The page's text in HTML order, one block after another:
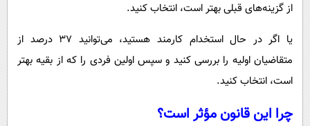
از گزینه‌های قبلی بهتر است، انتخاب کنید.
یا اگر در حال استخدام کارمند هستید، می‌توانید ۳۷ درصد از
متقاضیان اولیه را بررسی کنید و سپس اولین فردی را که از بقیه بهتر
است، انتخاب کنید.
چرا این قانون مؤثر است؟